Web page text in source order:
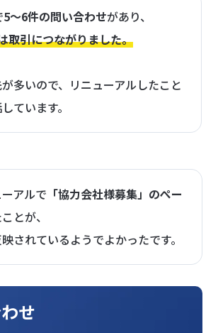
5～6件の問い合わせがあり、
取引につながりました。
多いので、リニューアルしたこと
ています。
アルで 「協力会社様募集」のぺー
とが、
されているようでよかったです。
せ